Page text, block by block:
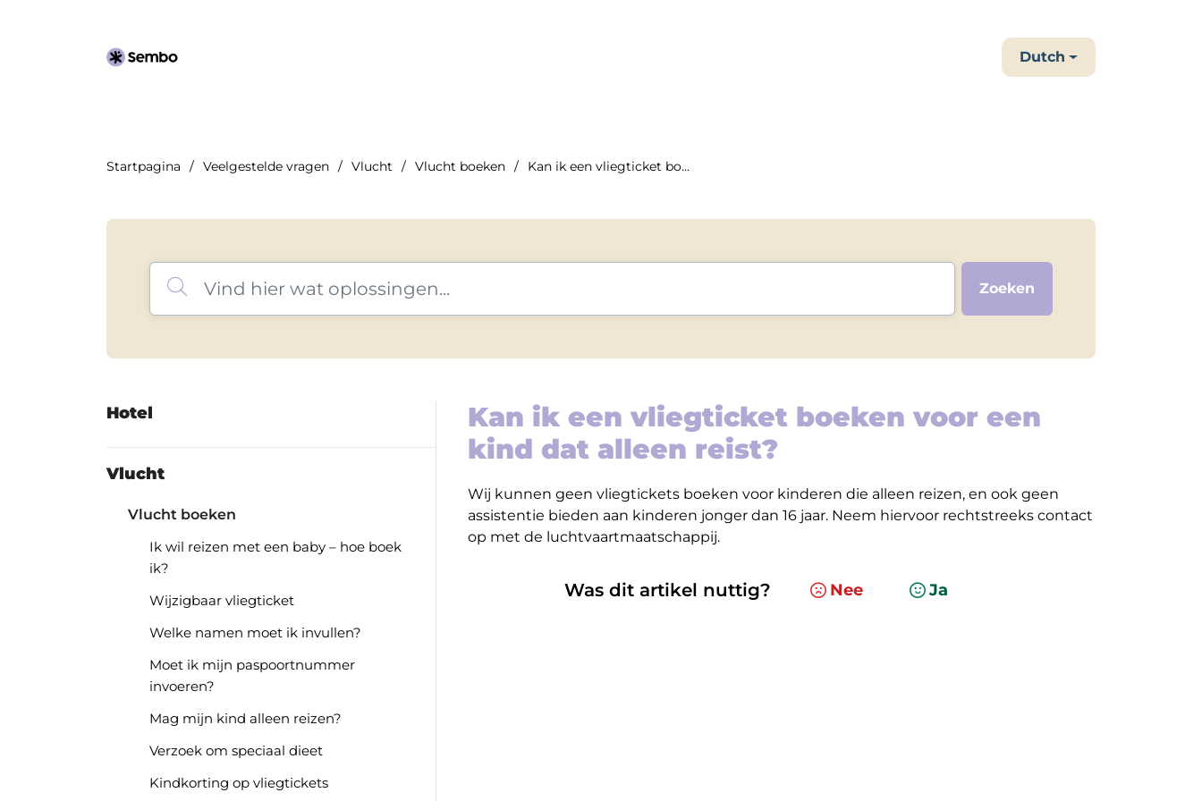
Dutch
Startpagina Veelgestelde vragen Vlucht Vlucht boeken Kan ik een vliegticket boeken voor een kind dat alleen re...
Hotel
Vlucht
Vlucht boeken
Ik wil reizen met een baby – hoe boek
ik?
Wijzigbaar vliegticket
Welke namen moet ik invullen?
Moet ik mijn paspoortnummer
invoeren?
Mag mijn kind alleen reizen?
Verzoek om speciaal dieet
Kindkorting op vliegtickets
Kan ik een vliegticket boeken voor een
kind dat alleen reist?
Wij kunnen geen vliegtickets boeken voor kinderen die alleen reizen, en ook geen
assistentie bieden aan kinderen jonger dan 16 jaar. Neem hiervoor rechtstreeks contact
op met de luchtvaartmaatschappij.
Was dit artikel nuttig? Nee Ja